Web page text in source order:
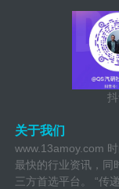
关于我们
www.13amoy.com
最快的行业资讯，同
三方首选平台。 “传